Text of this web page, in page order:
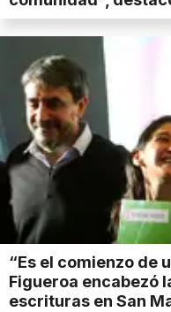
“Es el comienzo de
Figueroa encabezó
escrituras en San